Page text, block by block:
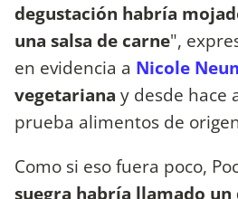
degustación habría
una salsa de carne",
en evidencia a Nicole
vegetariana y desde hace
prueba alimentos de
Como si eso fuera poco,
suegra habría llamado un